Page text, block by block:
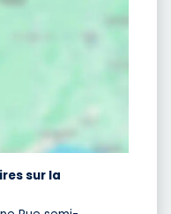
sur la